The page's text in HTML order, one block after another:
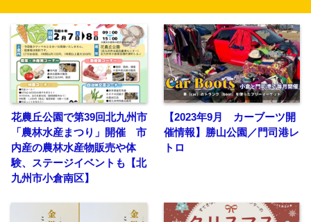
花農丘公園で第39回北九州市
「農林水産まつり」開催 市
内産の農林水産物販売や体
験、ステージイベントも【北
九州市小倉南区】
【2023年9月 カーブーツ開
催情報】勝山公園／門司港レ
トロ